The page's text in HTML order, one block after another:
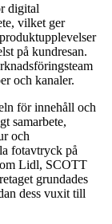
digital
vilket ger
på kundresan.
och kanaler.
för innehåll och
samarbete,
och
fotavtryck på
Lidl, SCOTT
grundades
dess vuxit till